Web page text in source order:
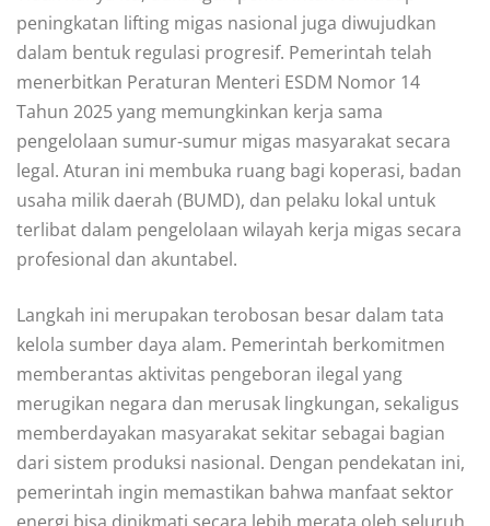
peningkatan lifting migas nasional juga diwujudkan
dalam bentuk regulasi progresif. Pemerintah telah
menerbitkan Peraturan Menteri ESDM Nomor 14
Tahun 2025 yang memungkinkan kerja sama
pengelolaan sumur-sumur migas masyarakat secara
legal. Aturan ini membuka ruang bagi koperasi, badan
usaha milik daerah (BUMD), dan pelaku lokal untuk
terlibat dalam pengelolaan wilayah kerja migas secara
profesional dan akuntabel.
Langkah ini merupakan terobosan besar dalam tata
kelola sumber daya alam. Pemerintah berkomitmen
memberantas aktivitas pengeboran ilegal yang
merugikan negara dan merusak lingkungan, sekaligus
memberdayakan masyarakat sekitar sebagai bagian
dari sistem produksi nasional. Dengan pendekatan ini,
pemerintah ingin memastikan bahwa manfaat sektor